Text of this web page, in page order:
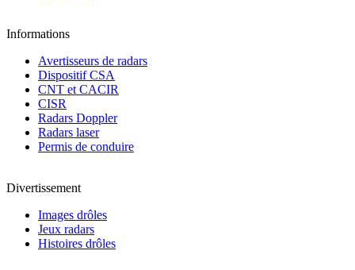
Informations
Avertisseurs de radars
Dispositif CSA
CNT et CACIR
CISR
Radars Doppler
Radars laser
Permis de conduire
Divertissement
Images drôles
Jeux radars
Histoires drôles